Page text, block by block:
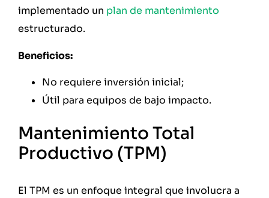
implementado un plan de mantenimiento
estructurado.
Beneficios:
No requiere inversión inicial;
Útil para equipos de bajo impacto.
Mantenimiento Total
Productivo (TPM)
El TPM es un enfoque integral que involucra a